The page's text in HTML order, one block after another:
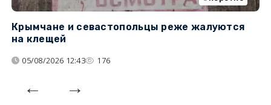
Крымчане и севастопольцы реже жалуются
на клещей
05/08/2026 12:43 176